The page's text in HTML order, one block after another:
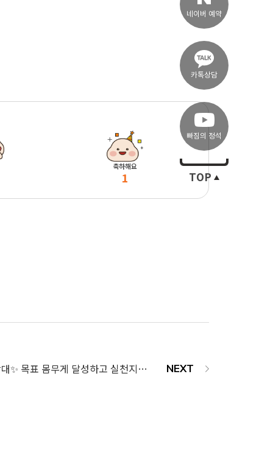
축하해요
1
오빼쓰부적, 전 지점 확대✨ 목표 몸무게 달성하고 실천지수 25,000점 받아가세요😊💖
네이버 예약
카톡상담
빠짐의 정석
TOP